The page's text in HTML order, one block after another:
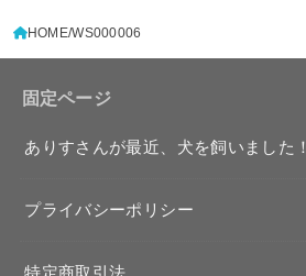
HOME WS000006
固定ページ
ありすさんが最近、犬を飼いました！
プライバシーポリシー